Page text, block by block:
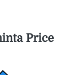
Price